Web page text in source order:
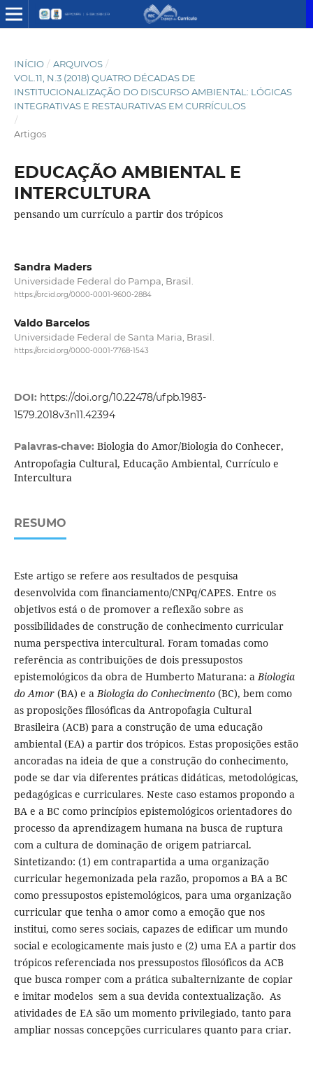
INÍCIO / ARQUIVOS /
VOL.11, N.3 (2018) QUATRO DÉCADAS DE
INSTITUCIONALIZAÇÃO DO DISCURSO AMBIENTAL: LÓGICAS
INTEGRATIVAS E RESTAURATIVAS EM CURRÍCULOS
/
Artigos
EDUCAÇÃO AMBIENTAL E
INTERCULTURA
pensando um currículo a partir dos trópicos
Sandra Maders
Universidade Federal do Pampa, Brasil.
https://orcid.org/0000-0001-9600-2884
Valdo Barcelos
Universidade Federal de Santa Maria, Brasil.
https://orcid.org/0000-0001-7768-1543
DOI: https://doi.org/10.22478/ufpb.1983-
1579.2018v3n11.42394
Palavras-chave: Biologia do Amor/Biologia do Conhecer,
Antropofagia Cultural, Educação Ambiental, Currículo e
Intercultura
RESUMO
Este artigo se refere aos resultados de pesquisa
desenvolvida com financiamento/CNPq/CAPES. Entre os
objetivos está o de promover a reflexão sobre as
possibilidades de construção de conhecimento curricular
numa perspectiva intercultural. Foram tomadas como
referência as contribuições de dois pressupostos
epistemológicos da obra de Humberto Maturana: a Biologia
do Amor(BA) e a Biologia do Conhecimento(BC), bem como
as proposições filosóficas da Antropofagia Cultural
Brasileira (ACB) para a construção de uma educação
ambiental (EA) a partir dos trópicos. Estas proposições estão
ancoradas na ideia de que a construção do conhecimento,
pode se dar via diferentes práticas didáticas, metodológicas,
pedagógicas e curriculares. Neste caso estamos propondo a
BA e a BC como princípios epistemológicos orientadores do
processo da aprendizagem humana na busca de ruptura
com a cultura de dominação de origem patriarcal.
Sintetizando: (1) em contrapartida a uma organização
curricular hegemonizada pela razão, propomos a BA a BC
como pressupostos epistemológicos, para uma organização
curricular que tenha o amor como a emoção que nos
institui, como seres sociais, capazes de edificar um mundo
social e ecologicamente mais justo e (2) uma EA a partir dos
trópicos referenciada nos pressupostos filosóficos da ACB
que busca romper com a prática subalternizante de copiar
e imitar modelos sem a sua devida contextualização. As
atividades de EA são um momento privilegiado, tanto para
ampliar nossas concepções curriculares quanto para criar.